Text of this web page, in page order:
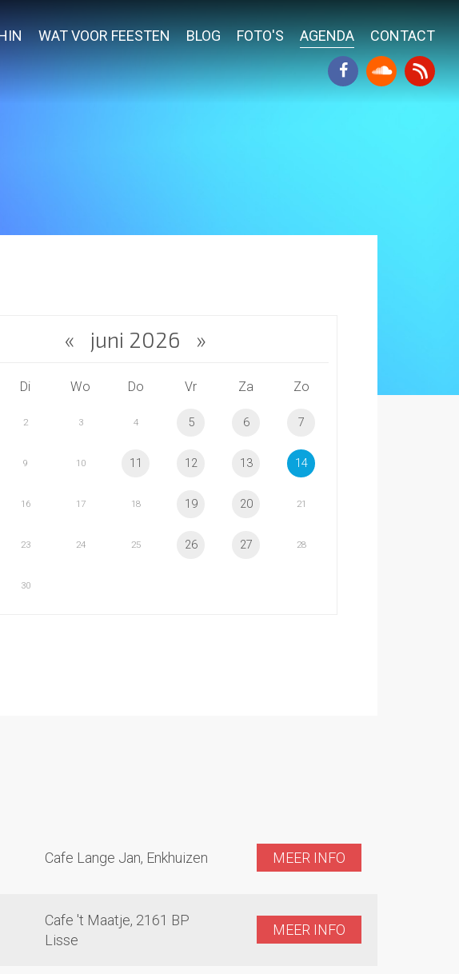
WAT VOOR FEESTEN BLOG FOTO'S AGENDA CONTACT
« juni 2026 »
Di Wo Do Vr Za Zo
2 3 4 5 6 7
9 10 11 12 13 14
16 17 18 19 20 21
23 24 25 26 27 28
30
Cafe Lange Jan, Enkhuizen MEER INFO
Cafe 't Maatje, 2161 BP
Lisse
MEER INFO